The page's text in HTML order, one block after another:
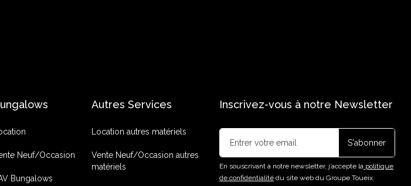
Neuf/Occasion
Bungalows
Autres Services
Location autres matériels
Vente Neuf/Occasion autres
matériels
Inscrivez-vous à notre Newsletter
En souscrivant à notre newsletter, j’accepte la politique
de confidentialité du site web du Groupe Toueix.